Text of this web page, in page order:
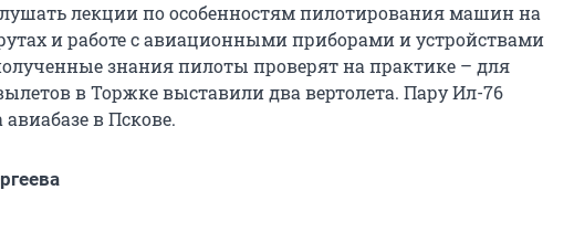
лекции по особенностям пилотирования машин на
и работе с авиационными приборами и устройствами
знания пилоты проверят на практике – для
в Торжке выставили два вертолета. Пару Ил-76
в Пскове.